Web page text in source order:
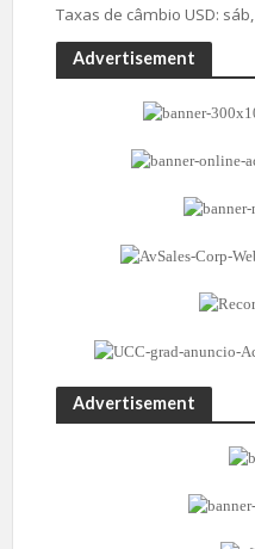
Taxas de câmbio USD:
Advertisement
Advertisement